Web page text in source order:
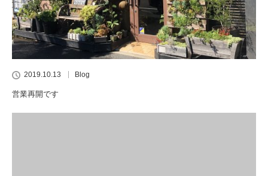
2019.10.13 Blog
営業再開です